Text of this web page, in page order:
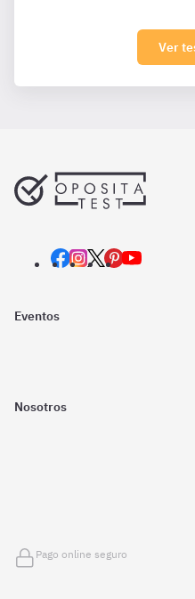
Ver
Eventos
Nosotros
Pago online seguro